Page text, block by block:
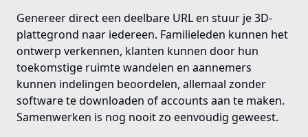
Genereer direct een deelbare URL en stuur je 3D-
plattegrond naar iedereen. Familieleden kunnen het
ontwerp verkennen, klanten kunnen door hun
toekomstige ruimte wandelen en aannemers
kunnen indelingen beoordelen, allemaal zonder
software te downloaden of accounts aan te maken.
Samenwerken is nog nooit zo eenvoudig geweest.